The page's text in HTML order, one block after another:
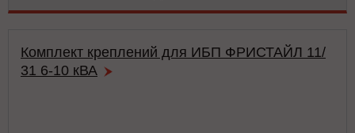
Комплект креплений для ИБП ФРИСТАЙЛ 11/
31 6-10 кВА